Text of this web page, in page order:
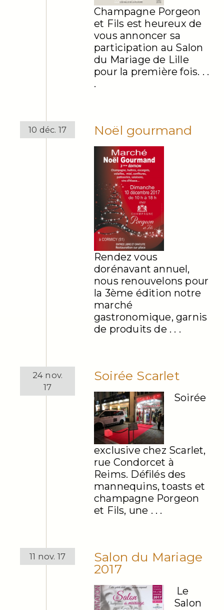
Champagne Porgeon
et Fils est heureux de
vous annoncer sa
participation au Salon
du Mariage de Lille
pour la première fois. . .
.
10 déc. 17 Noël gourmand
Rendez vous
dorénavant annuel,
nous renouvelons pour
la 3ème édition notre
marché
gastronomique, garnis
de produits de . . .
24 nov.
17
Soirée Scarlet
Soirée
exclusive chez Scarlet,
rue Condorcet à
Reims. Défilés des
mannequins, toasts et
champagne Porgeon
et Fils, une . . .
11 nov. 17
Salon du Mariage
2017
Le
Salon